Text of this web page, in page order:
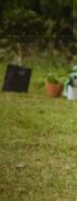
ein
zu nähren und ihren
und
der
sondern
Verwendung von
die folgenden